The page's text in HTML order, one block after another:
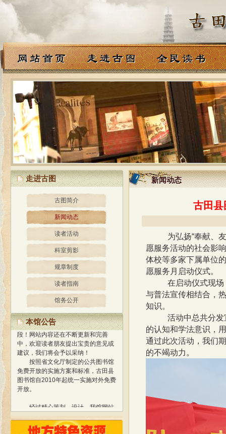
走进古图
古图简介
新闻动态
读者活动
科室剪影
规章制度
读者指南
馆务公开
本馆公告
经过精心策划、设计，我馆网站
我馆与国际网络接轨，迈进新的阶
段！网站内容还在不断更新和完善
中，欢迎读者朋友提出宝贵的意见或
建议，我们将会予以采纳！
按照省文化厅制定的公共图书馆
免费开放的实施方案和标准，古田县
图书馆自2010年起统一实施对外免费
开放。
于2013年1月正式开通使用，标志着
我馆与国际网络接轨，迈进新的阶
段！ 网站内容还在不断更新和完善
新闻动态
新闻动态
古田县
为弘扬“奉献、
愿服务活动的社会影
体校等多家下属单位
愿服务月启动仪式。
在启动仪式现
与普法宣传相结合，
知识。
活动中总共分发
的认知和学法意识，
通过此次活动，我们
的不竭动力。